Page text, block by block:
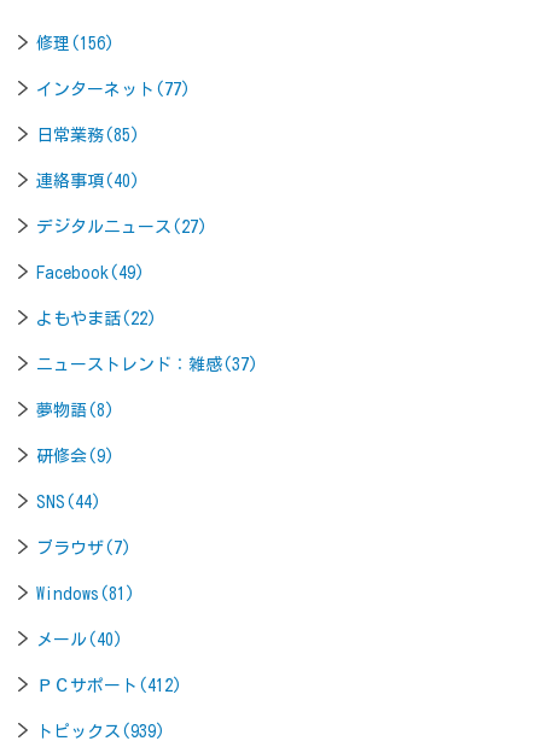
修理(156)
インターネット(77)
日常業務(85)
連絡事項(40)
デジタルニュース(27)
Facebook(49)
よもやま話(22)
ニューストレンド：雑感(37)
夢物語(8)
研修会(9)
SNS(44)
ブラウザ(7)
Windows(81)
メール(40)
ＰＣサポート(412)
トピックス(939)